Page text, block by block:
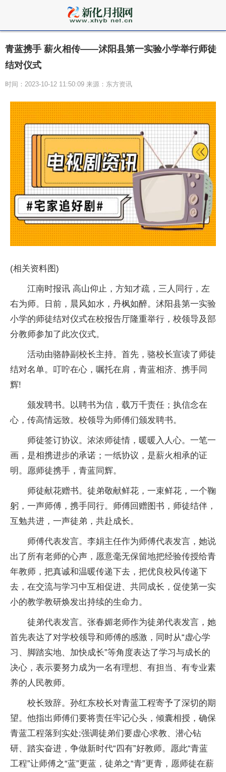
青蓝携手 薪火相传——沭阳县第一实验小学举行师徒
结对仪式
时间：2023-10-12 11:50:09 来源：东方资讯
(相关资料图)
江南时报讯 高山仰止，方知才疏，三人同行，左
右为师。日前，晨风如水，丹枫如醉。沭阳县第一实验
小学的师徒结对仪式在校报告厅隆重举行，校领导及部
分教师参加了此次仪式。
活动由骆静副校长主持。首先，骆校长宣读了师徒
结对名单。叮咛在心，嘱托在肩，青蓝相济、携手同
辉!
颁发聘书。以聘书为信，载万千责任；执信念在
心，传高情远致。校领导为师傅们颁发聘书。
师徒签订协议。浓浓师徒情，暖暖入人心。一笔一
画，是相携进步的承诺；一纸协议，是薪火相承的证
明。愿师徒携手，青蓝同辉。
师徒献花赠书。徒弟敬献鲜花，一束鲜花，一个鞠
躬，一声师傅，携手同行。师傅回赠图书，师徒结伴，
互勉共进，一声徒弟，共赴成长。
师傅代表发言。李娟主任作为师傅代表发言，她说
出了所有老师的心声，愿意毫无保留地把经验传授给青
年教师，把真诚和温暖传递下去，把优良校风传递下
去，在交流与学习中互相促进、共同成长，促使第一实
小的教学教研焕发出持续的生命力。
徒弟代表发言。张春媚老师作为徒弟代表发言，她
首先表达了对学校领导和师傅的感激，同时从“虚心学
习、脚踏实地、加快成长”等角度表达了学习与成长的
决心，表示要努力成为一名有理想、有担当、有专业素
养的人民教师。
校长致辞。孙红东校长对青蓝工程寄予了深切的期
望。他指出师傅们要将责任牢记心头，倾囊相授，确保
青蓝工程落到实处;强调徒弟们要虚心求教、潜心钻
研、踏实奋进，争做新时代“四有”好教师。愿此“青蓝
工程”让师傅之“蓝”更蓝，徒弟之“青”更青，愿师徒在薪